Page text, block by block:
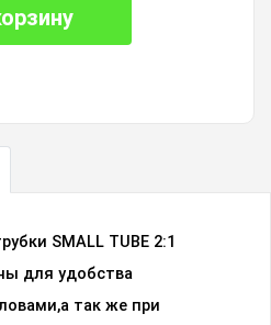
SMALL TUBE 2:1
для удобства
так же при